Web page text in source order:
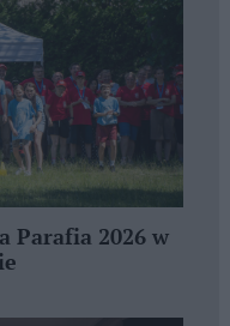
Parafia 2026 w